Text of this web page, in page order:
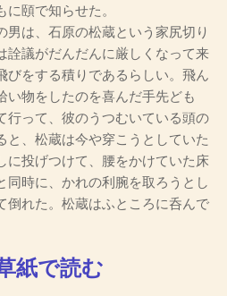
頤で知らせた。
は、石原の松蔵という家尻切り
詮議がだんだんに厳しくなって来
びをする積りであるらしい。飛ん
い物をしたのを喜んだ手先ども
行って、彼のうつむいている頭の
と、松蔵は今や穿こうとしていた
に投げつけて、腰をかけていた床
同時に、かれの利腕を取ろうとし
倒れた。松蔵はふところに呑んで
紙で読む